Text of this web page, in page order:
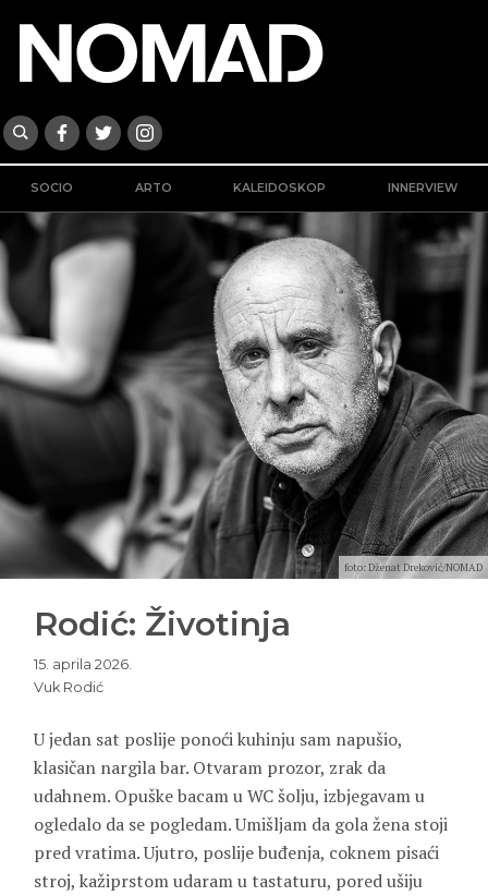
SOCIO ARTO KALEIDOSKOP INNERVIEW
foto: Dženat Dreković/NOMAD
Rodić: Životinja
15. aprila 2026.
Vuk Rodić
U jedan sat poslije ponoći kuhinju sam napušio,
klasičan nargila bar. Otvaram prozor, zrak da
udahnem. Opuške bacam u WC šolju, izbjegavam u
ogledalo da se pogledam. Umišljam da gola žena stoji
pred vratima. Ujutro, poslije buđenja, coknem pisaći
stroj, kažiprstom udaram u tastaturu, pored ušiju